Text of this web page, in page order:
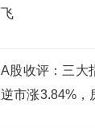
飞
A股收评：三大
逆市涨3.84%，